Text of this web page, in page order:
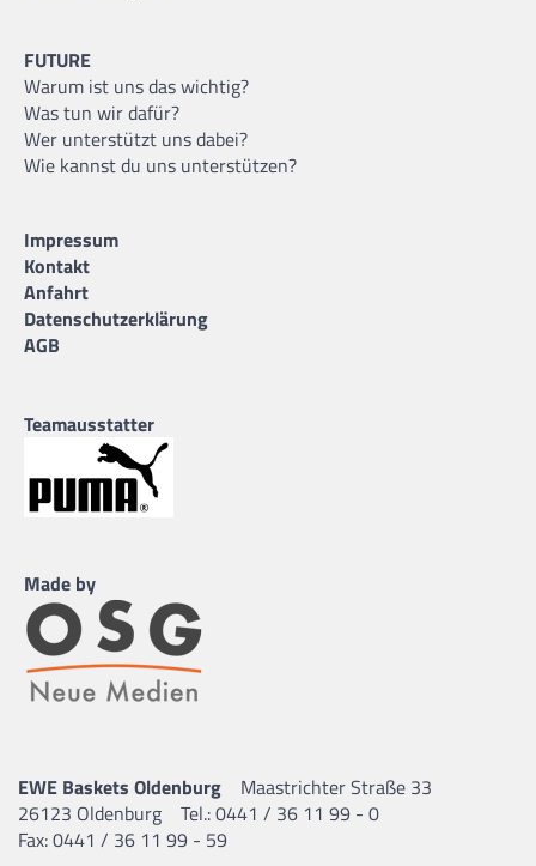
FUTURE
Warum ist uns das wichtig?
Was tun wir dafür?
Wer unterstützt uns dabei?
Wie kannst du uns unterstützen?
Impressum
Kontakt
Anfahrt
Datenschutzerklärung
AGB
Teamausstatter
Made by
EWE Baskets Oldenburg
Maastrichter Straße 33
26123 Oldenburg
Tel.: 0441 / 36 11 99 - 0
Fax: 0441 / 36 11 99 - 59